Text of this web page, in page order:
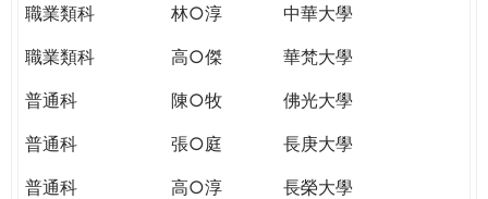
職業類科
林○淳
中華大學
職業類科
高○傑
華梵大學
普通科
陳○牧
佛光大學
普通科
張○庭
長庚大學
普通科
高○淳
長榮大學